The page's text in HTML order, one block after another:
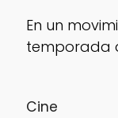
Cine
En un
temporada